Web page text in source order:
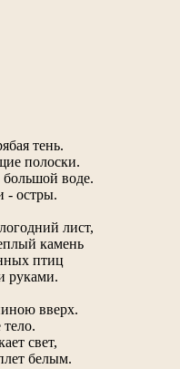
тень.
полоски.
большой воде.
- остры.
лист,
камень
птиц
руками.
вверх.
свет,
белым.